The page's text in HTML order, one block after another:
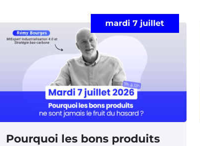
mardi 7 juillet
Pourquoi les bons produits